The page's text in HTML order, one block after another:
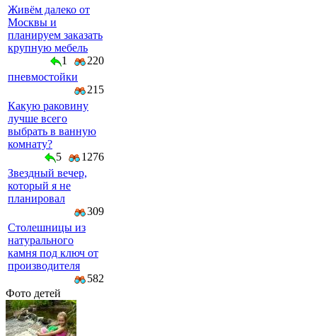
Живём далеко от
Москвы и
планируем заказать
крупную мебель
1
220
пневмостойки
215
Какую раковину
лучше всего
выбрать в ванную
комнату?
5
1276
Звездный вечер,
который я не
планировал
309
Столешницы из
натурального
камня под ключ от
производителя
582
Фото детей